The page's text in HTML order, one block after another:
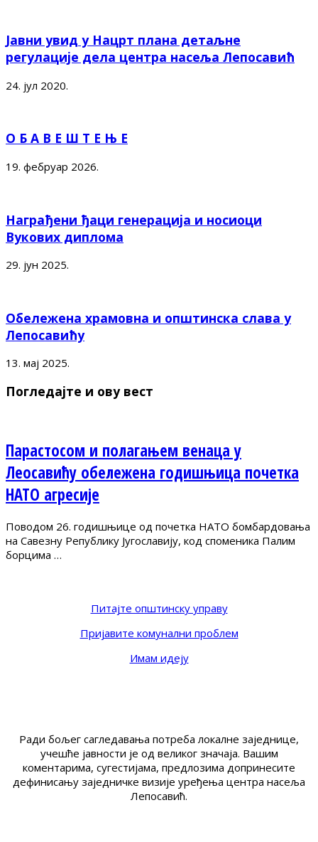
Јавни увид у Нацрт плана детаљне
регулације дела центра насеља Лепосавић
24. јул 2020.
О Б А В Е Ш Т Е Њ Е
19. фебруар 2026.
Награђени ђаци генерација и носиоци
Вукових диплома
29. јун 2025.
Обележена храмовна и општинска слава у
Лепосавићу
13. мај 2025.
Погледајте и ову вест
Парастосом и полагањем венаца у
Леосавићу обележена годишњица почетка
НАТО агресије
Поводом 26. годишњице од почетка НАТО бомбардовања
на Савезну Републику Југославију, код споменика Палим
борцима …
Питајте општинску управу
Пријавите комунални проблем
Имам идеју
Ради бољег сагледавања потреба локалне заједнице,
учешће јавности је од великог значаја. Вашим
коментарима, сугестијама, предлозима допринесите
дефинисању заједничке визије уређења центра насеља
Лепосавић.